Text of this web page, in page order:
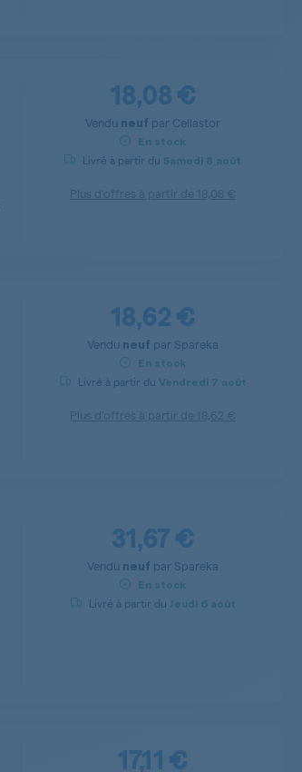
18,08 €
Vendu neuf par Cellastor
En stock
Livré à partir du Samedi 8 août
18,62 €
Vendu neuf par Spareka
En stock
Livré à partir du Vendredi 7 août
31,67 €
Vendu neuf par Spareka
En stock
Livré à partir du Jeudi 6 août
17,11 €